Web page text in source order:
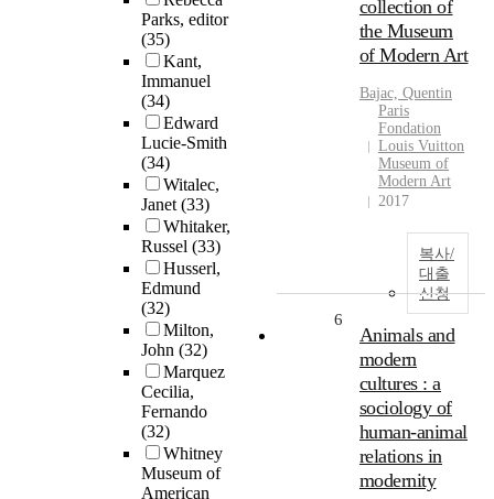
Parks, editor
(35)
Kant,
Immanuel
(34)
Edward
Lucie-Smith
(34)
Witalec,
Janet(33)
Whitaker,
Russel (33)
Husserl,
Edmund
(32)
Milton,
John (32)
Marquez
Cecilia,
Fernando
(32)
Whitney
Museum of
American
collection of
the Museum
of Modern Art
Bajac, Quentin
Paris
Fondation
Louis Vuitton
Museum of
Modern Art
2017
복사/
대출
신청
6
Animals and
modern
cultures : a
sociology of
human-animal
relations in
modernity